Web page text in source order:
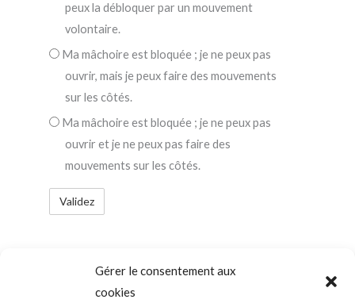
Gérer le consentement aux
cookies
peux la débloquer par un mouvement
volontaire.
Ma mâchoire est bloquée ; je ne peux pas
ouvrir, mais je peux faire des mouvements
sur les côtés.
Ma mâchoire est bloquée ; je ne peux pas
ouvrir et je ne peux pas faire des
mouvements sur les côtés.
SADAM (Syndrome Algo-Dysfonctionnel de l’Appareil